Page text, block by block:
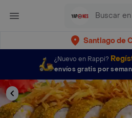
Santiago de
¿Nuevo en Rappi?
envíos gratis por